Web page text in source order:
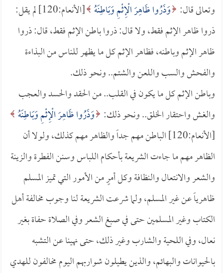
وتعالى قال: وَذَرُوا ظَاهِرَ الْإِثْمِ وَبَاطِنَهُ
[الأنعام:120] لم يقل:
ذروا ظاهر الإثم فقط، ولا قال: ذروا باطن الإثم فقط، قال: ذروا
ظاهر الإثم وباطنه، فظاهر الإثم كل ما يظهر للناس من البذاءة
والفحش والسب واللعن والشتم.. ونحو ذلك.
وباطن الإثم كل ما يكون في القلب.. من الحقد والحسد والعجب
والغش واحتقار الخلق.. ونحو ذلك: وَذَرُوا ظَاهِرَ الْإِثْمِ وَبَاطِنَهُ
[الأنعام:120] الباطن مهم جداً والظاهر مهم كذلك، ولولا أن
الظاهر مهم ما جاءت الشريعة بأحكام اللباس وسنن الفطرة والزينة
والشعر والانتعال والنظافة وكل أمرٍ من الأمور التي تميز المسلم
ظاهرياً عن غير المسلم، ولما شرعت الشريعة لنا وجوب مخالفة أهل
الكتاب وغير المسلمين حتى في صبغ الشعر وفي الصلاة حفاة بغير
نعال، وفي اللحية والشارب وغير ذلك، حتى نهينا عن التشبه
بالحيوانات والبهائم، والذين يطيلون شواربهم اليوم مخالفون للهدي